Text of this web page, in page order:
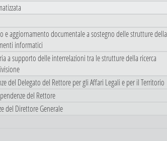
e aggiornamento documentale a sostegno delle strutture della
informatici
a supporto delle interrelazioni tra le strutture della ricerca
del Delegato del Rettore per gli Affari Legali e per il Territorio
del Rettore
del Direttore Generale